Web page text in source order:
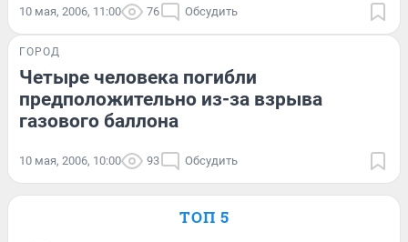
10 мая, 2006, 11:00 76 Обсудить
ГОРОД
Четыре человека погибли
предположительно из-за взрыва
газового баллона
10 мая, 2006, 10:00 93 Обсудить
ТОП 5